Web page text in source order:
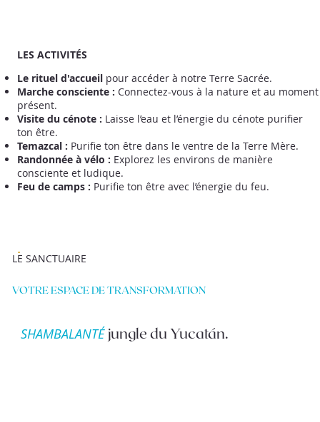
LES ACTIVITÉS
Le rituel d'accueil pour accéder à notre Terre Sacrée.
Marche consciente : Connectez-vous à la nature et au moment
présent.
Visite du cénote : Laisse l’eau et l’énergie du cénote purifier
ton être.
Temazcal : Purifie ton être dans le ventre de la Terre Mère.
Randonnée à vélo : Explorez les environs de manière
consciente et ludique.
Feu de camps : Purifie ton être avec l’énergie du feu.​
LE SANCTUAIRE
VOTRE ESPACE DE TRANSFORMATION
SHAMBALANTÉjungle du Yucatán.